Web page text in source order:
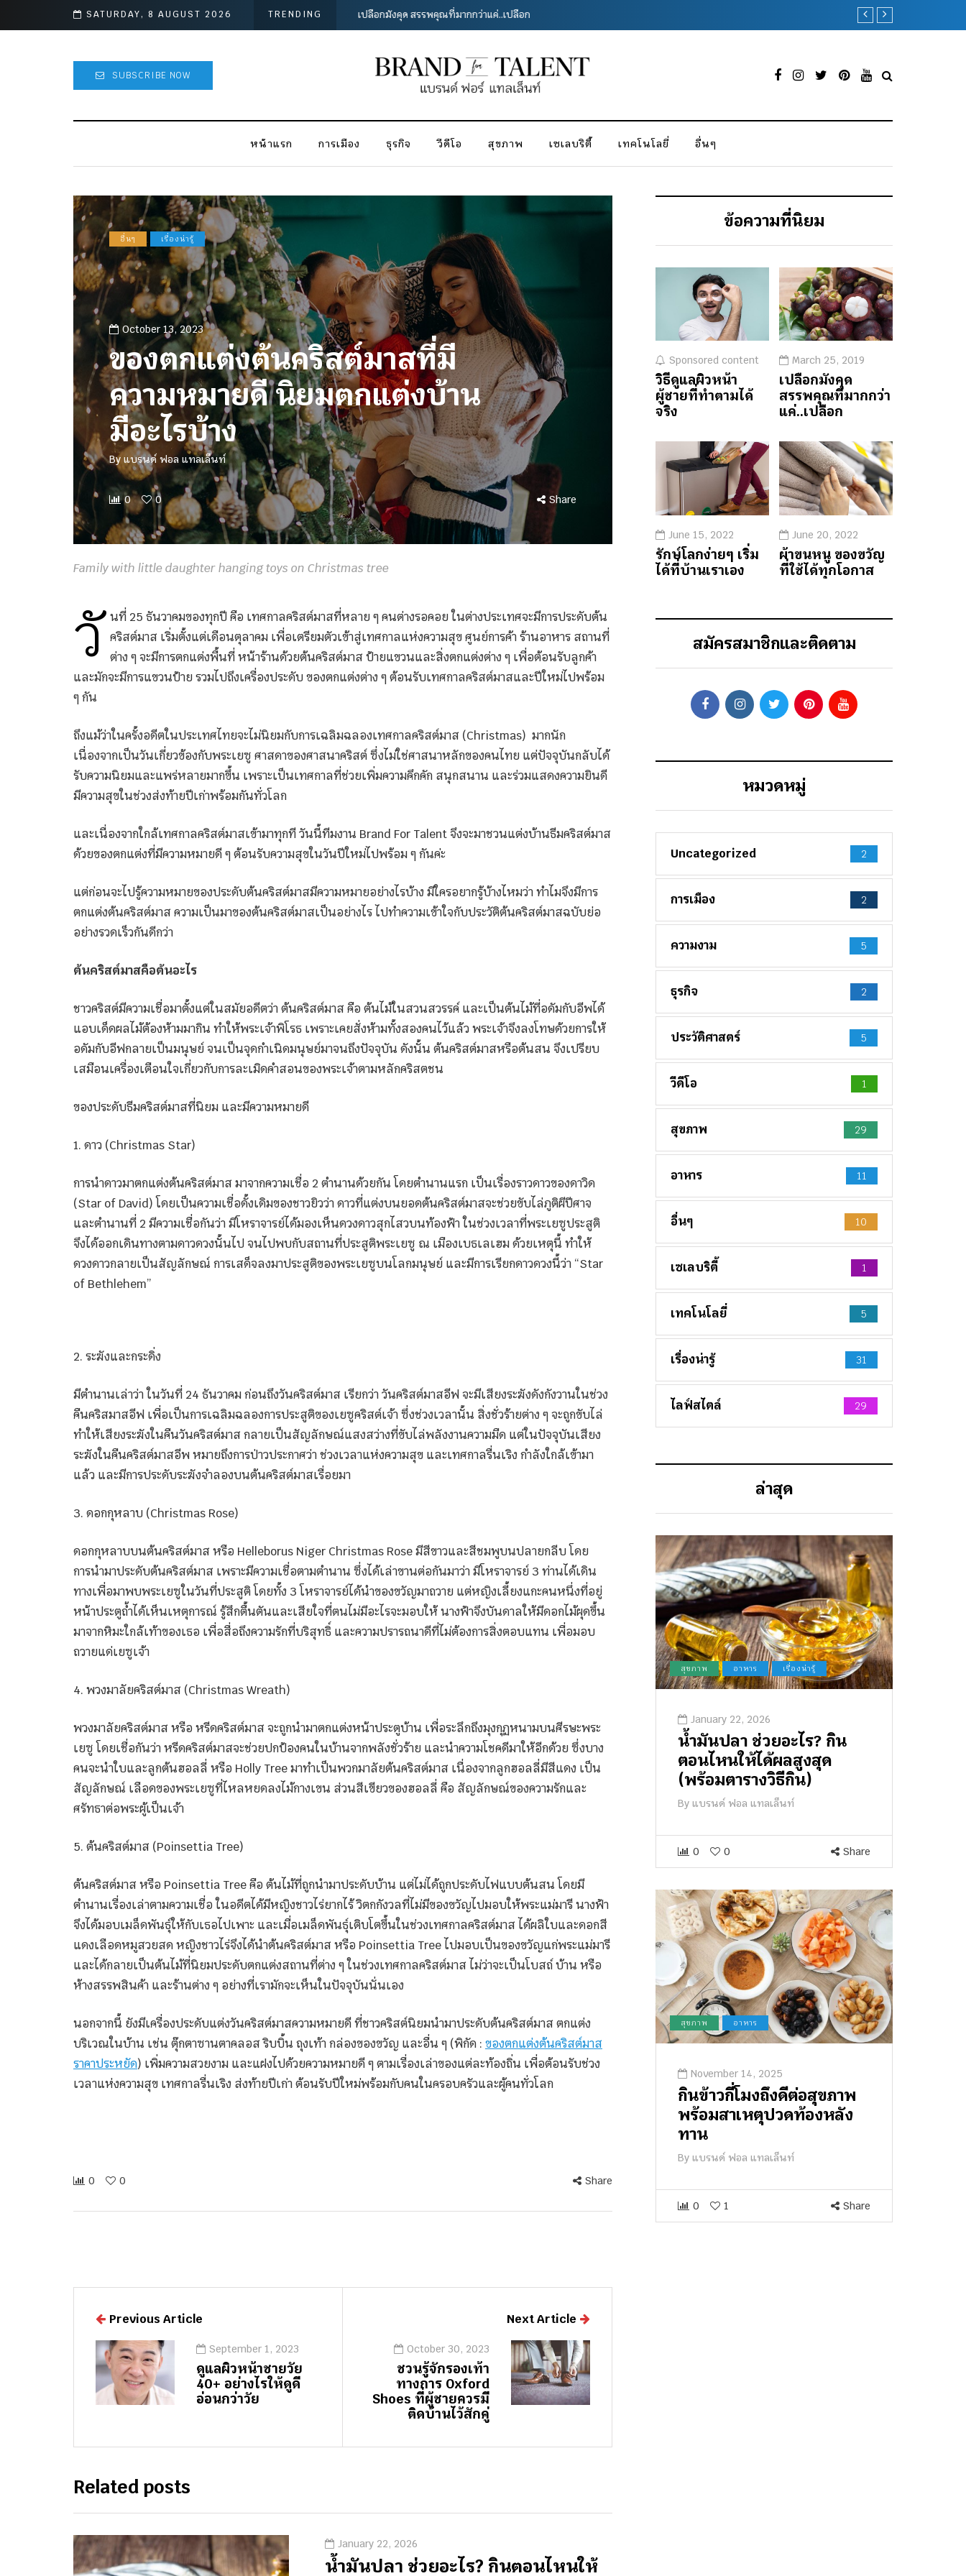
SATURDAY, 8 AUGUST 2026 TRENDING รักษ์โลกง่ายๆ เริ่มได้ที่บ้านเราเอง ผ้าขนหนู ของขวัญที่
SUBSCRIBE NOW
หน้าแรก การเมือง ธุรกิจ วีดีโอ สุขภาพ เซเลบริตี้ เทคโนโลยี่ อื่นๆ
อื่นๆ เรื่องน่ารู้
October 13, 2023
ของตกแต่งต้นคริสต์มาสที่มี
ความหมายดี นิยมตกแต่งบ้าน
มีอะไรบ้าง
By แบรนด์ ฟอล แทลเล็นท์
0 0 Share
Family with little daughter hanging toys on Christmas tree
วั นที่ 25 ธันวาคมของทุกปี คือ เทศกาลคริสต์มาสที่หลาย ๆ คนต่างรอคอย ในต่างประเทศจะมีการประดับต้น
คริสต์มาส เริ่มตั้งแต่เดือนตุลาคม เพื่อเตรียมตัวเข้าสู่เทศกาลแห่งความสุข ศูนย์การค้า ร้านอาหาร สถานที่
ต่าง ๆ จะมีการตกแต่งพื้นที่ หน้าร้านด้วยต้นคริสต์มาส ป้ายแขวนและสิ่งตกแต่งต่าง ๆ เพื่อต้อนรับลูกค้า
และมักจะมีการแขวนป้าย รวมไปถึงเครื่องประดับ ของตกแต่งต่าง ๆ ต้อนรับเทศกาลคริสต์มาสและปีใหม่ไปพร้อม
ๆ กัน
ถึงแม้ว่าในครั้งอดีตในประเทศไทยจะไม่นิยมกับการเฉลิมฉลองเทศกาลคริสต์มาส (Christmas) มากนัก
เนื่องจากเป็นวันเกี่ยวข้องกับพระเยซู ศาสดาของศาสนาคริสต์ ซึ่งไม่ใช่ศาสนาหลักของคนไทย แต่ปัจจุบันกลับได้
รับความนิยมและแพร่หลายมากขึ้น เพราะเป็นเทศกาลที่ช่วยเพิ่มความคึกคัก สนุกสนาน และร่วมแสดงความยินดี
มีความสุขในช่วงส่งท้ายปีเก่าพร้อมกันทั่วโลก
และเนื่องจากใกล้เทศกาลคริสต์มาสเข้ามาทุกที วันนี้ทีมงาน Brand For Talent จึงจะมาชวนแต่งบ้านธีมคริสต์มาส
ด้วยของตกแต่งที่มีความหมายดี ๆ ต้อนรับความสุขในวันปีใหม่ไปพร้อม ๆ กันค่ะ
แต่ก่อนจะไปรู้ความหมายของประดับต้นคริสต์มาสมีความหมายอย่างไรบ้าง มีใครอยากรู้บ้างไหมว่า ทำไมจึงมีการ
ตกแต่งต้นคริสต์มาส ความเป็นมาของต้นคริสต์มาสเป็นอย่างไร ไปทำความเข้าใจกับประวัติต้นคริสต์มาสฉบับย่อ
อย่างรวดเร็วกันดีกว่า
ต้นคริสต์มาสคือต้นอะไร
ชาวคริสต์มีความเชื่อมาตั้งแต่ในสมัยอดีตว่า ต้นคริสต์มาส คือ ต้นไม้ในสวนสวรรค์ และเป็นต้นไม้ที่อดัมกับอีพได้
แอบเด็ดผลไม้ต้องห้ามมากิน ทำให้พระเจ้าพิโรธ เพราะเคยสั่งห้ามทั้งสองคนไว้แล้ว พระเจ้าจึงลงโทษด้วยการให้
อดัมกับอีฟกลายเป็นมนุษย์ จนเป็นจุดกำเนิดมนุษย์มาจนถึงปัจจุบัน ดังนั้น ต้นคริสต์มาสหรือต้นสน จึงเปรียบ
เสมือนเครื่องเตือนใจเกี่ยวกับการละเมิดคำสอนของพระเจ้าตามหลักคริสตชน
ของประดับธีมคริสต์มาสที่นิยม และมีความหมายดี
1. ดาว (Christmas Star)
การนำดาวมาตกแต่งต้นคริสต์มาส มาจากความเชื่อ 2 ตำนานด้วยกัน โดยตำนานแรก เป็นเรื่องราวดาวของดาวิด
(Star of David) โดยเป็นความเชื่อดั้งเดิมของชาวยิวว่า ดาวที่แต่งบนยอดต้นคริสต์มาสจะช่วยขับไล่ภูติผีปีศาจ
และตำนานที่ 2 มีความเชื่อกันว่า มีโหราจารย์ได้มองเห็นดวงดาวสุกไสวบนท้องฟ้า ในช่วงเวลาที่พระเยซูประสูติ
จึงได้ออกเดินทางตามดาวดวงนั้นไป จนไปพบกับสถานที่ประสูติพระเยซู ณ เมืองเบธเลเฮม ด้วยเหตุนี้ ทำให้
ดวงดาวกลายเป็นสัญลักษณ์ การเสด็จลงมาประสูติของพระเยซูบนโลกมนุษย์ และมีการเรียกดาวดวงนี้ว่า “Star
of Bethlehem”
2. ระฆังและกระดิ่ง
มีตำนานเล่าว่า ในวันที่ 24 ธันวาคม ก่อนถึงวันคริสต์มาส เรียกว่า วันคริสต์มาสอีฟ จะมีเสียงระฆังดังกังวานในช่วง
คืนคริสมาสอีฟ เพื่อเป็นการเฉลิมฉลองการประสูติของเยซูคริสต์เจ้า ซึ่งช่วงเวลานั้น สิ่งชั่วร้ายต่าง ๆ จะถูกขับไล่
ทำให้เสียงระฆังในคืนวันคริสต์มาส กลายเป็นสัญลักษณ์แสงสว่างที่ขับไล่พลังงานความมืด แต่ในปัจจุบันเสียง
ระฆังในคืนคริสต์มาสอีพ หมายถึงการป่าวประกาศว่า ช่วงเวลาแห่งความสุข และเทศกาลรื่นเริง กำลังใกล้เข้ามา
แล้ว และมีการประดับระฆังจำลองบนต้นคริสต์มาสเรื่อยมา
3. ดอกกุหลาบ (Christmas Rose)
ดอกกุหลาบบนต้นคริสต์มาส หรือ Helleborus Niger Christmas Rose มีสีขาวและสีชมพูบนปลายกลีบ โดย
การนำมาประดับต้นคริสต์มาส เพราะมีความเชื่อตามตำนาน ซึ่งได้เล่าขานต่อกันมาว่า มีโหราจารย์ 3 ท่านได้เดิน
ทางเพื่อมาพบพระเยซูในวันที่ประสูติ โดยทั้ง 3 โหราจารย์ได้นำของขวัญมาถวาย แต่หญิงเลี้ยงแกะคนหนึ่งที่อยู่
หน้าประตูถ้ำได้เห็นเหตุการณ์ รู้สึกตื้นตันและเสียใจที่ตนไม่มีอะไรจะมอบให้ นางฟ้าจึงบันดาลให้มีดอกไม้ผุดขึ้น
มาจากหิมะใกล้เท้าของเธอ เพื่อสื่อถึงความรักที่บริสุทธิ์ และความปรารถนาดีที่ไม่ต้องการสิ่งตอบแทน เพื่อมอบ
ถวายแด่เยซูเจ้า
4. พวงมาลัยคริสต์มาส (Christmas Wreath)
พวงมาลัยคริสต์มาส หรือ หรีดคริสต์มาส จะถูกนำมาตกแต่งหน้าประตูบ้าน เพื่อระลึกถึงมุงกุฏหนามบนศีรษะพระ
เยซู โดยเชื่อกันว่า หรีดคริสต์มาสจะช่วยปกป้องคนในบ้านจากพลังชั่วร้าย และนำความโชคดีมาให้อีกด้วย ซึ่งบาง
คนจะนำใบและลูกต้นฮอลลี่ หรือ Holly Tree มาทำเป็นพวกมาลัยต้นคริสต์มาส เนื่องจากลูกฮอลลี่มีสีแดง เป็น
สัญลักษณ์ เลือดของพระเยซูที่ไหลหยดลงไม้กางเขน ส่วนสีเขียวของฮอลลี่ คือ สัญลักษณ์ของความรักและ
ศรัทธาต่อพระผู้เป็นเจ้า
5. ต้นคริสต์มาส (Poinsettia Tree)
ต้นคริสต์มาส หรือ Poinsettia Tree คือ ต้นไม้ที่ถูกนำมาประดับบ้าน แต่ไม่ได้ถูกประดับไฟแบบต้นสน โดยมี
ตำนานเรื่องเล่าตามความเชื่อ ในอดีตได้มีหญิงชาวไร่ยากไร้ วิตกกังวลที่ไม่มีของขวัญไปมอบให้พระแม่มารี นางฟ้า
จึงได้มอบเมล็ดพันธุ์ให้กับเธอไปเพาะ และเมื่อเมล็ดพันธุ์เติบโตขึ้นในช่วงเทศกาลคริสต์มาส ได้ผลิใบและดอกสี
แดงเลือดหมูสวยสด หญิงชาวไร่จึงได้นำต้นคริสต์มาส หรือ Poinsettia Tree ไปมอบเป็นของขวัญแก่พระแม่มารี
และได้กลายเป็นต้นไม้ที่นิยมประดับตกแต่งสถานที่ต่าง ๆ ในช่วงเทศกาลคริสต์มาส ไม่ว่าจะเป็นโบสถ์ บ้าน หรือ
ห้างสรรพสินค้า และร้านต่าง ๆ อย่างที่เรามักจะเห็นในปัจจุบันนั่นเอง
นอกจากนี้ ยังมีเครื่องประดับแต่งวันคริสต์มาสความหมายดี ที่ชาวคริสต์นิยมนำมาประดับต้นคริสต์มาส ตกแต่ง
บริเวณในบ้าน เช่น ตุ๊กตาซานตาคลอส ริบบิ้น ถุงเท้า กล่องของขวัญ และอื่น ๆ (พิกัด : ของตกแต่งต้นคริสต์มาส
ราคาประหยัด) เพิ่มความสวยงาม และแฝงไปด้วยความหมายดี ๆ ตามเรื่องเล่าของแต่ละท้องถิ่น เพื่อต้อนรับช่วง
เวลาแห่งความสุข เทศกาลรื่นเริง ส่งท้ายปีเก่า ต้อนรับปีใหม่พร้อมกับคนในครอบครัวและผู้คนทั่วโลก
0 0 Share
ข้อความที่นิยม
Sponsored content
วิธีดูแลผิวหน้า
ผู้ชายที่ทำตามได้
จริง
March 25, 2019
เปลือกมังคุด
สรรพคุณที่มากกว่า
แค่..เปลือก
June 15, 2022
รักษ์โลกง่ายๆ เริ่ม
ได้ที่บ้านเราเอง
June 20, 2022
ผ้าขนหนู ของขวัญ
ที่ใช้ได้ทุกโอกาส
สมัครสมาชิกและติดตาม
หมวดหมู่
Uncategorized 2
การเมือง 2
ความงาม 5
ธุรกิจ 2
ประวัติศาสตร์ 5
วีดีโอ 1
สุขภาพ 29
อาหาร 11
อื่นๆ 10
เซเลบริตี้ 1
เทคโนโลยี่ 5
เรื่องน่ารู้ 31
ไลฟ์สไตล์ 29
ล่าสุด
สุขภาพ อาหาร เรื่องน่ารู้
January 22, 2026
น้ำมันปลา ช่วยอะไร? กิน
ตอนไหนให้ได้ผลสูงสุด
(พร้อมตารางวิธีกิน)
By แบรนด์ ฟอล แทลเล็นท์
0 0 Share
สุขภาพ อาหาร
November 14, 2025
กินข้าวกี่โมงถึงดีต่อสุขภาพ
พร้อมสาเหตุปวดท้องหลัง
ทาน
By แบรนด์ ฟอล แทลเล็นท์
0 1 Share
Previous Article
September 1, 2023
ดูแลผิวหน้าชายวัย
40+ อย่างไรให้ดูดี
อ่อนกว่าวัย
Next Article
October 30, 2023
ชวนรู้จักรองเท้า
ทางการ Oxford
Shoes ที่ผู้ชายควรมี
ติดบ้านไว้สักคู่
Related posts
January 22, 2026
น้ำมันปลา ช่วยอะไร? กินตอนไหนให้